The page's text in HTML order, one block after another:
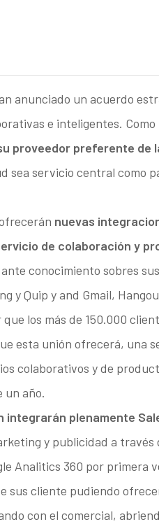
anunciado un acuerdo
e inteligentes.
proveedor preferente de
sea servicio central como
nuevas
de colaboración y
conocimiento sobres
y Quip y and Gmail,
los más de 150.000
esta unión ofrecerá, una
colaborativos y de
un año.
integrarán plenamente
y publicidad a través
Analitics 360 por primera
sus cliente pudiendo
con el comercial,